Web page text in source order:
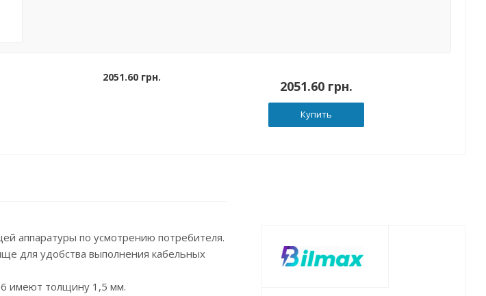
2051.60 грн.
2051.60 грн.
Купить
аппаратуры по усмотрению потребителя.
для удобства выполнения кабельных
имеют толщину 1,5 мм.